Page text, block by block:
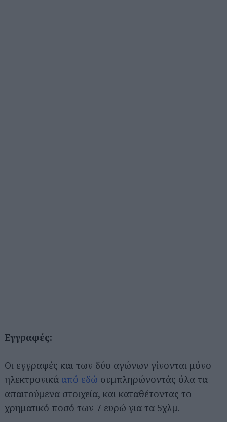
Εγγραφές:
Οι εγγραφές και των δύο αγώνων γίνονται μόνο
ηλεκτρονικά από εδώ συμπληρώνοντάς όλα τα
απαιτούμενα στοιχεία, και καταθέτοντας το
χρηματικό ποσό των 7 ευρώ για τα 5χλμ.